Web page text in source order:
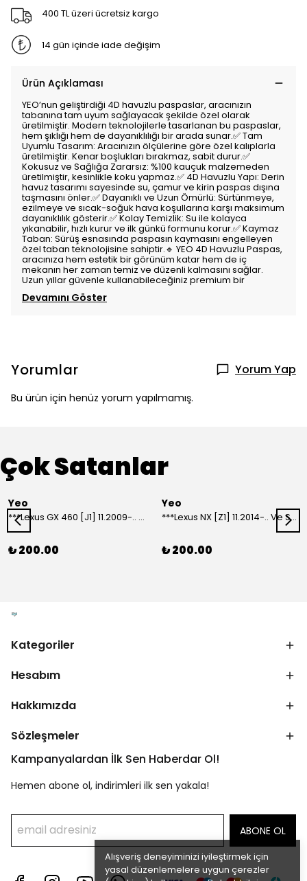
Alışveriş deneyiminizi iyileştirmek için
yasal düzenlemelere uygun çerezler
400 TL üzeri ücretsiz kargo
14 gün içinde iade değişim
Ürün Açıklaması
YEO’nun geliştirdiği 4D havuzlu paspaslar, aracınızın
tabanına tam uyum sağlayacak şekilde özel olarak
üretilmiştir. Modern teknolojilerle tasarlanan bu paspaslar,
hem şıklığı hem de dayanıklılığı bir arada sunar.✅ Tam
Uyumlu Tasarım: Aracınızın ölçülerine göre özel kalıplarla
üretilmiştir. Kenar boşlukları bırakmaz, sabit durur.✅
Kokusuz ve Sağlığa Zararsız: %100 kauçuk malzemeden
üretilmiştir, kesinlikle koku yapmaz.✅ 4D Havuzlu Yapı: Derin
havuz tasarımı sayesinde su, çamur ve kirin paspas dışına
taşmasını önler.✅ Dayanıklı ve Uzun Ömürlü: Sürtünmeye,
ezilmeye ve sıcak-soğuk hava koşullarına karşı maksimum
dayanıklılık gösterir.✅ Kolay Temizlik: Su ile kolayca
yıkanabilir, hızlı kurur ve ilk günkü formunu korur.✅ Kaymaz
Taban: Sürüş esnasında paspasın kaymasını engelleyen
özel taban teknolojisine sahiptir.🔹 YEO 4D Havuzlu Paspas,
aracınıza hem estetik bir görünüm katar hem de iç
mekanın her zaman temiz ve düzenli kalmasını sağlar.
Uzun yıllar güvenle kullanabileceğiniz premium bir
Devamını Göster
Yorumlar Yorum Yap
Bu ürün için henüz yorum yapılmamış.
Çok Satanlar
Yeo
***Lexus GX 460 [J1] 11.2009-.. Ve Sonrası Model Yılları İçin Uyumlu Yeo Arka Silecek
₺ 200.00
Yeo
***Lexus NX [Z1] 11.2014-.. Ve Sonrası Model Yılları İçin Uyumlu Yeo Arka Silecek
₺ 200.00
Kategoriler
Hesabım
Hakkımızda
Sözleşmeler
Kampanyalardan İlk Sen Haberdar Ol!
Hemen abone ol, indirimleri ilk sen yakala!
ABONE OL